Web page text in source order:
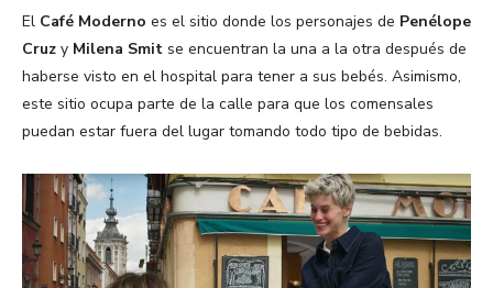
El Café Moderno es el sitio donde los personajes de Penélope
Cruz y Milena Smit se encuentran la una a la otra después de
haberse visto en el hospital para tener a sus bebés. Asimismo,
este sitio ocupa parte de la calle para que los comensales
puedan estar fuera del lugar tomando todo tipo de bebidas.